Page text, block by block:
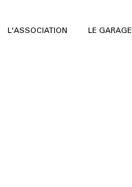
L'ASSOCIATION LE GARAGE